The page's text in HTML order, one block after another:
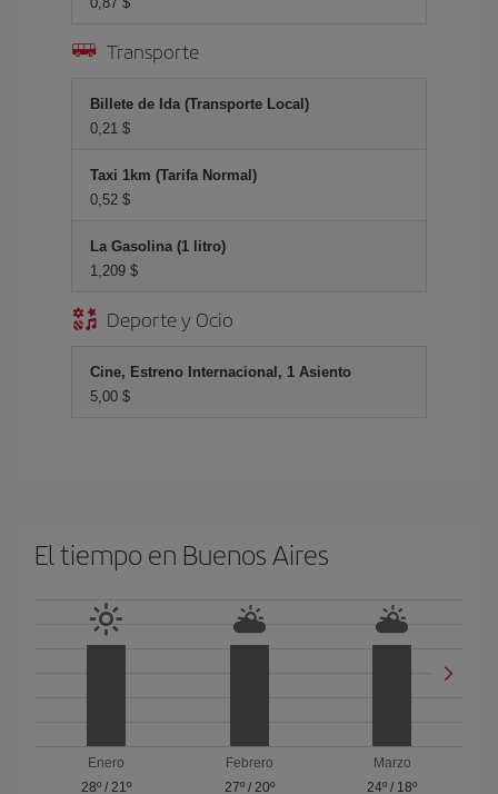
Transporte
Billete de Ida (Transporte Local)
0,21 $
Taxi 1km (Tarifa Normal)
0,52 $
La Gasolina (1 litro)
1,209 $
Deporte y Ocio
Cine, Estreno Internacional, 1 Asiento
5,00 $
El tiempo en Buenos Aires
Enero
28º/ 21º
Febrero
27º/ 20º
Marzo
24º / 18º